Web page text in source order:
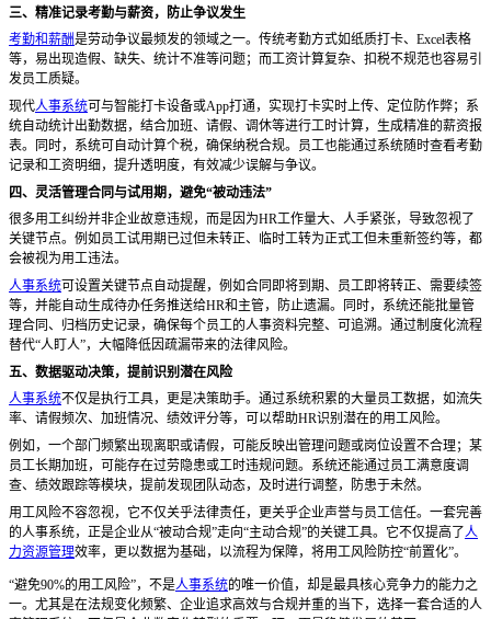
三、精准记录考勤与薪资，防止争议发生
考勤和薪酬是劳动争议最频发的领域之一。传统考勤方式如纸质打卡、 Excel表格
等，易出现造假、缺失、统计不准等问题；而工资计算复杂、扣税不规范也容易引
发员工质疑。
现代人事系统可与智能打卡设备或App打通，实现打卡实时上传、定位防作弊；系
统自动统计出勤数据，结合加班、请假、调休等进行工时计算，生成精准的薪资报
表。同时，系统可自动计算个税，确保纳税合规。员工也能通过系统随时查看考勤
记录和工资明细，提升透明度，有效减少误解与争议。
四、灵活管理合同与试用期，避免“被动违法”
很多用工纠纷并非企业故意违规，而是因为HR工作量大、人手紧张，导致忽视了
关键节点。例如员工试用期已过但未转正、临时工转为正式工但未重新签约等，都
会被视为用工违法。
人事系统可设置关键节点自动提醒，例如合同即将到期、员工即将转正、需要续签
等，并能自动生成待办任务推送给HR和主管，防止遗漏。同时，系统还能批量管
理合同、归档历史记录，确保每个员工的人事资料完整、可追溯。通过制度化流程
替代“人盯人”，大幅降低因疏漏带来的法律风险。
五、数据驱动决策，提前识别潜在风险
人事系统不仅是执行工具，更是决策助手。通过系统积累的大量员工数据，如流失
率、请假频次、加班情况、绩效评分等，可以帮助HR识别潜在的用工风险。
例如，一个部门频繁出现离职或请假，可能反映出管理问题或岗位设置不合理；某
员工长期加班，可能存在过劳隐患或工时违规问题。系统还能通过员工满意度调
查、绩效跟踪等模块，提前发现团队动态，及时进行调整，防患于未然。
用工风险不容忽视，它不仅关乎法律责任，更关乎企业声誉与员工信任。一套完善
的人事系统，正是企业从“被动合规”走向“主动合规”的关键工具。它不仅提高了人
力资源管理效率，更以数据为基础，以流程为保障，将用工风险防控“前置化”。
“避免90%的用工风险”，不是人事系统的唯一价值，却是最具核心竞争力的能力之
一。尤其是在法规变化频繁、企业追求高效与合规并重的当下，选择一套合适的人